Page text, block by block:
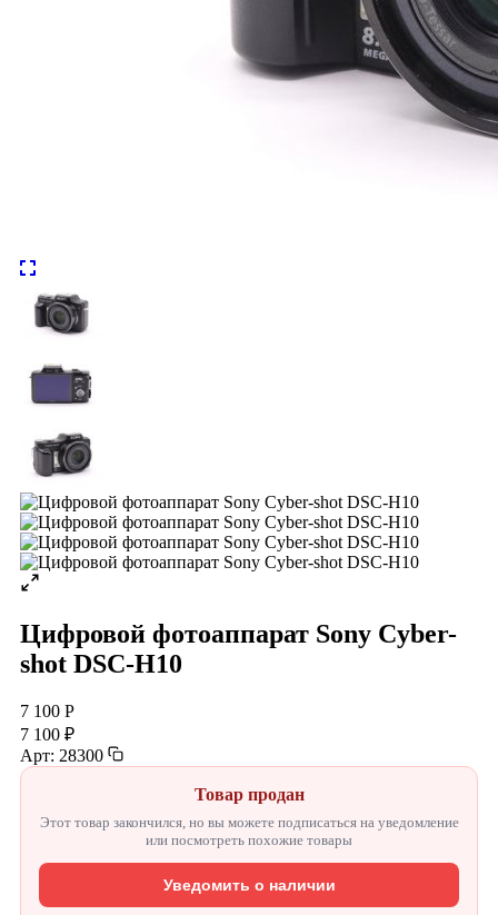
Цифровой фотоаппарат Sony Cyber-
shot DSC-H10
7 100 Р
7 100 ₽
Арт: 28300
Товар продан
Этот товар закончился, но вы можете подписаться на уведомление
или посмотреть похожие товары
Уведомить о наличии